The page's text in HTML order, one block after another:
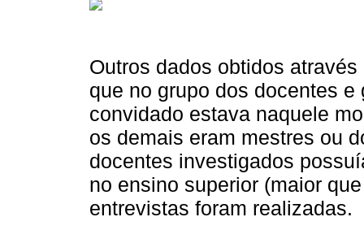
Outros dados obtidos
que no grupo dos docentes
convidado estava naquele
os demais eram mestres ou
docentes investigados
no ensino superior (maior
entrevistas foram realizadas.